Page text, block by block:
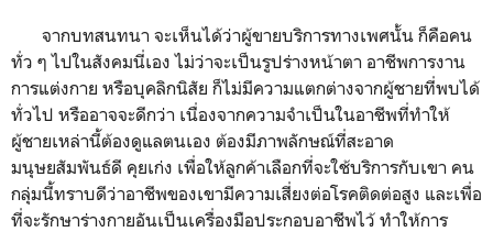
จากบทสนทนา จะเห็นได้ว่าผู้ขายบริการทางเพศนั้น ก็คือคน
ทั่ว ๆ ไปในสังคมนี่เอง ไม่ว่าจะเป็นรูปร่างหน้าตา อาชีพการงาน
การแต่งกาย หรือบุคลิกนิสัย ก็ไม่มีความแตกต่างจากผู้ชายที่พบได้
ทั่วไป หรืออาจจะดีกว่า เนื่องจากความจำเป็นในอาชีพที่ทำให้
ผู้ชายเหล่านี้ต้องดูแลตนเอง ต้องมีภาพลักษณ์ที่สะอาด
มนุษยสัมพันธ์ดี คุยเก่ง เพื่อให้ลูกค้าเลือกที่จะใช้บริการกับเขา คน
กลุ่มนี้ทราบดีว่าอาชีพของเขามีความเสี่ยงต่อโรคติดต่อสูง และเพื่อ
ที่จะรักษาร่างกายอันเป็นเครื่องมือประกอบอาชีพไว้ ทำให้การ